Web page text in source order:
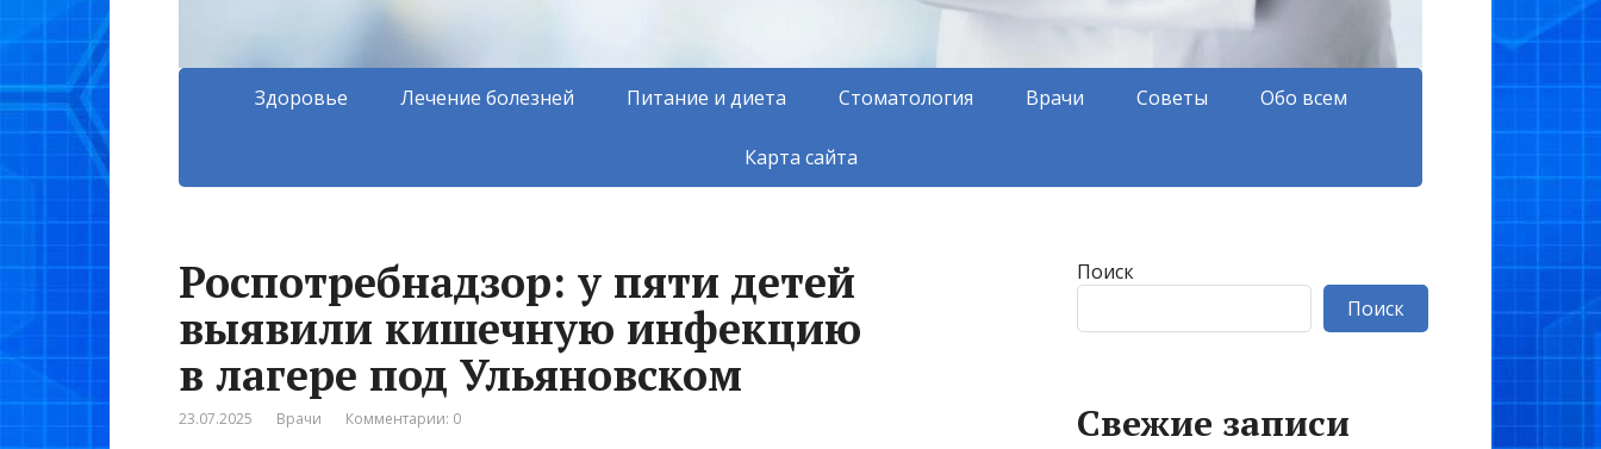
Здоровье Лечение болезней Питание и диета Стоматология Врачи Советы Обо всем
Карта сайта
Роспотребнадзор: у пяти детей
выявили кишечную инфекцию
в лагере под Ульяновском
23.07.2025 Врачи Комментарии: 0
Поиск
Поиск
Свежие записи